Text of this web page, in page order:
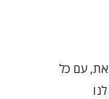
עם כל